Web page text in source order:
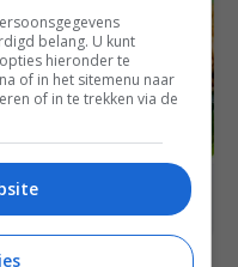
belang. U kunt
hieronder te
of in het sitemenu naar
of in te trekken via de